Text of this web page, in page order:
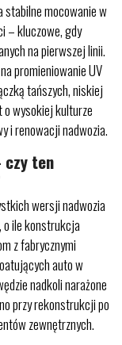
stabilne mocowanie w
– kluczowe, gdy
na pierwszej linii.
promieniowanie UV
tańszych, niskiej
o wysokiej kulturze
i renowacji nadwozia.
czy ten
wersji nadwozia
ile konstrukcja
z fabrycznymi
auto w
nadkoli narażone
przy rekonstrukcji po
zewnętrznych.